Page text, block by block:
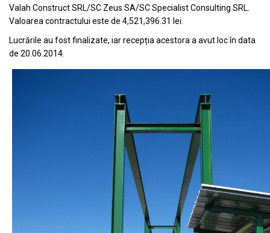
Valah Construct SRL/SC Zeus SA/SC Specialist Consulting SRL.
Valoarea contractului este de 4,521,396.31 lei.
Lucrările au fost finalizate, iar recepția acestora a avut loc în data
de 20.06.2014.